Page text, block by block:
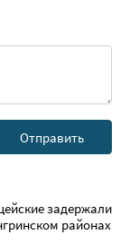
задержали
районах